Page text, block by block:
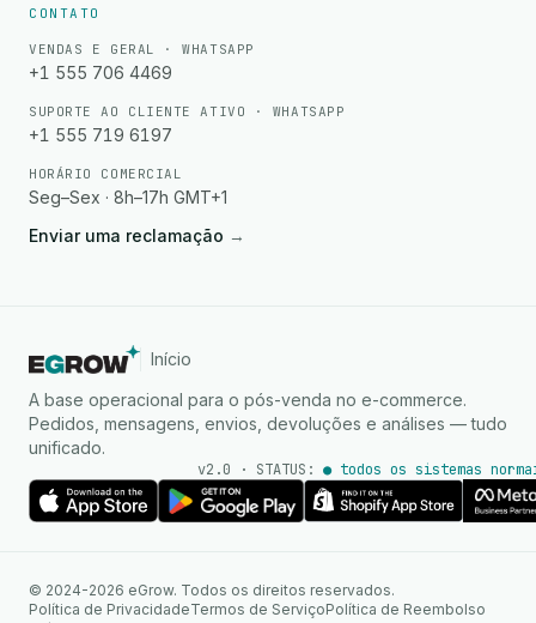
CONTATO
VENDAS E GERAL · WHATSAPP
+1 555 706 4469
SUPORTE AO CLIENTE ATIVO · WHATSAPP
+1 555 719 6197
HORÁRIO COMERCIAL
Seg–Sex · 8h–17h GMT+1
Enviar uma reclamação →
Início
A base operacional para o pós-venda no e-commerce.
Pedidos, mensagens, envios, devoluções e análises — tudo
unificado.
v2.0 · STATUS: ● todos os sistemas
© 2024-2026 eGrow. Todos os direitos reservados.
Política de PrivacidadeTermos de ServiçoPolítica de Reembolso
WhatsApp